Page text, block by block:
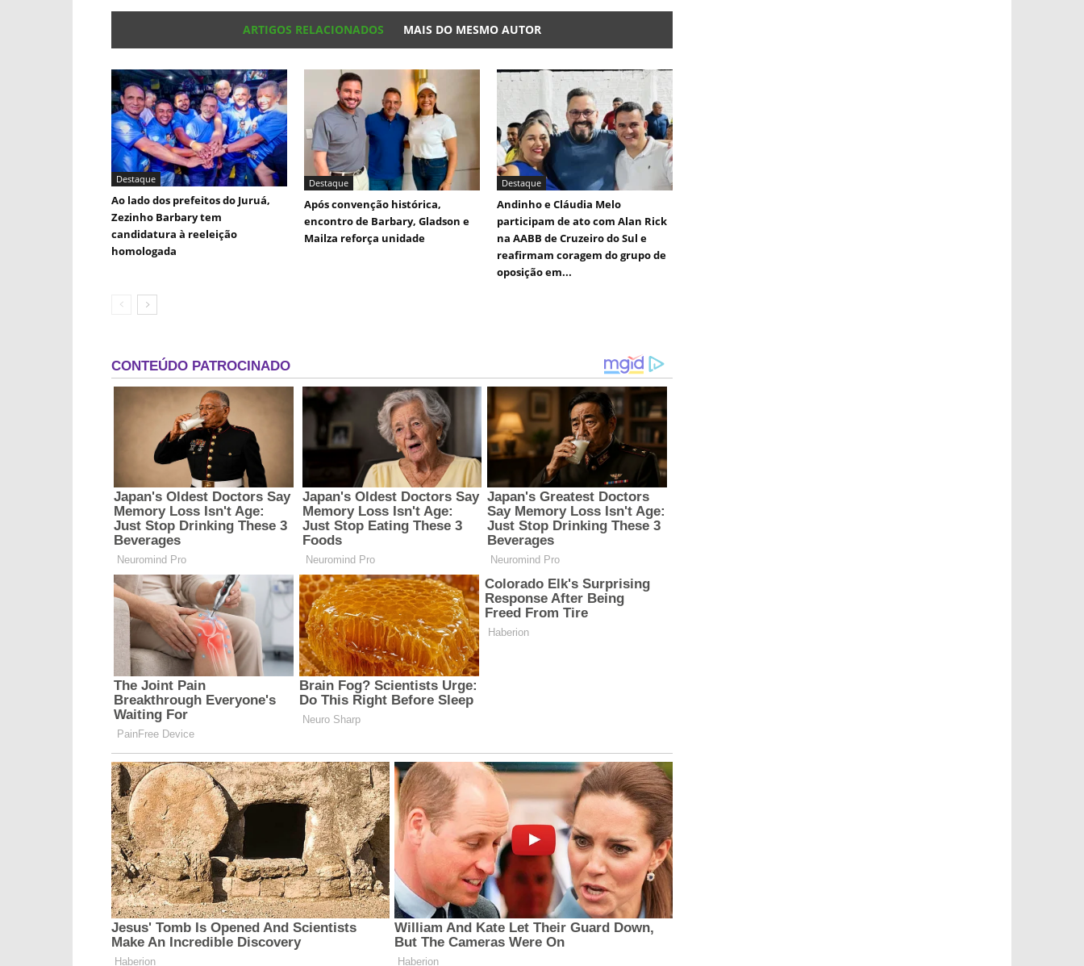
ARTIGOS RELACIONADOS MAIS DO MESMO AUTOR
Destaque
Ao lado dos prefeitos do Juruá,
Zezinho Barbary tem
candidatura à reeleição
homologada
Destaque
Após convenção histórica,
encontro de Barbary, Gladson e
Mailza reforça unidade
Destaque
Andinho e Cláudia Melo
participam de ato com Alan Rick
na AABB de Cruzeiro do Sul e
reafirmam coragem do grupo de
oposição em...